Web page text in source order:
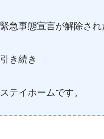
緊急事態宣言が解除され
引き続き
ステイホームです。